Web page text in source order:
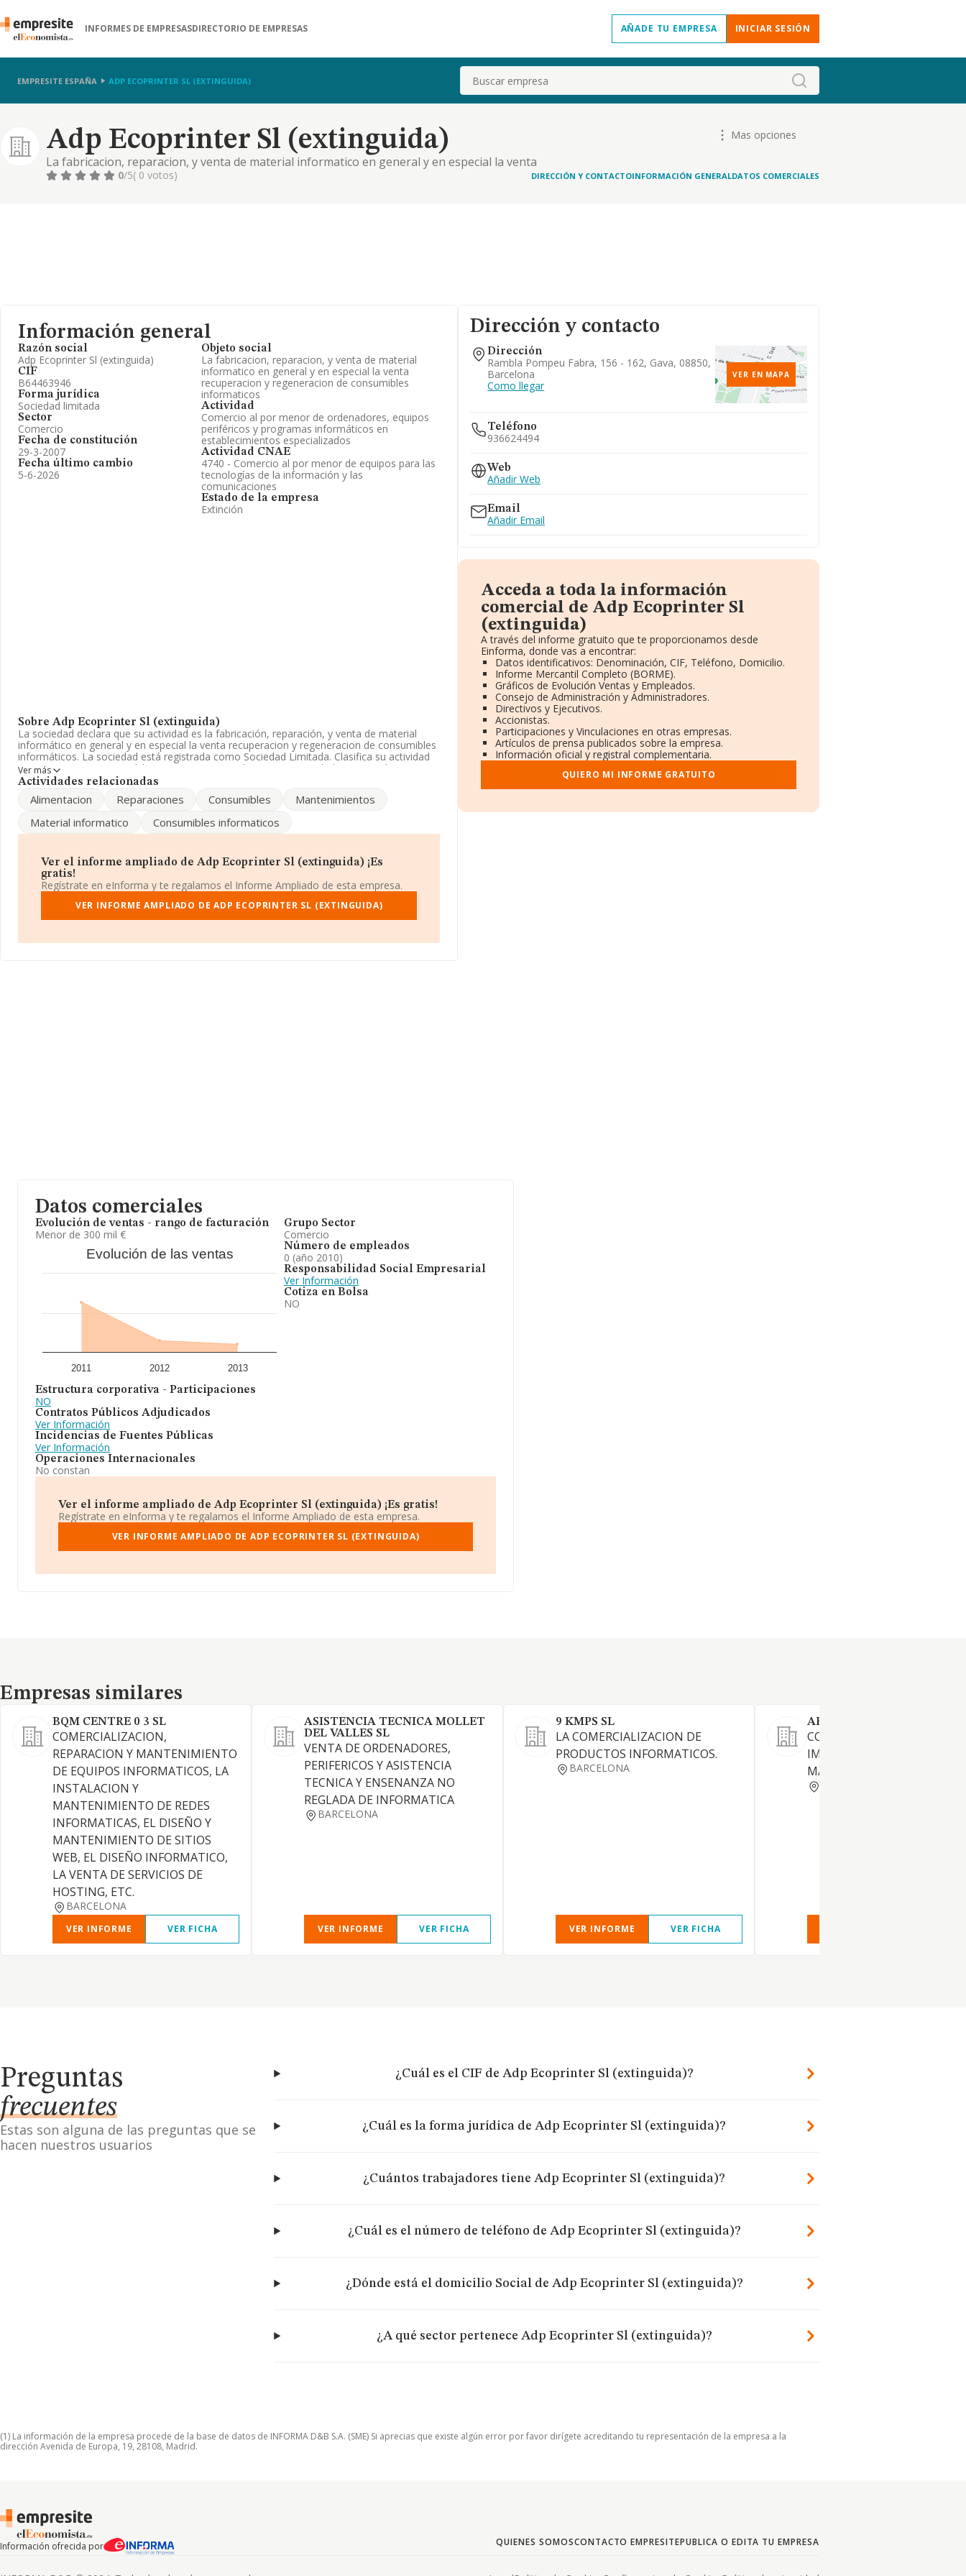
INFORMES DE EMPRESASDIRECTORIO DE EMPRESAS AÑADE TU EMPRESA INICIAR SESIÓN
EMPRESITE ESPAÑA ADP ECOPRINTER SL (EXTINGUIDA) Buscar
Adp Ecoprinter Sl (extinguida)
La fabricacion, reparacion, y venta de material informatico en general y en especial la venta
recuperacion y regeneracion de consumibles informaticos
Mas opciones
0/5( 0 votos) DIRECCIÓN Y CONTACTOINFORMACIÓN GENERALDATOS COMERCIALES
Información general
Razón social
Adp Ecoprinter Sl (extinguida)
CIF
B64463946
Forma jurídica
Sociedad limitada
Sector
Comercio
Fecha de constitución
29-3-2007
Fecha último cambio
5-6-2026
Objeto social
La fabricacion, reparacion, y venta de material
informatico en general y en especial la venta
recuperacion y regeneracion de consumibles
informaticos
Actividad
Comercio al por menor de ordenadores, equipos
periféricos y programas informáticos en
establecimientos especializados
Actividad CNAE
4740 - Comercio al por menor de equipos para las
tecnologías de la información y las
comunicaciones
Estado de la empresa
Extinción
Sobre Adp Ecoprinter Sl (extinguida)
La sociedad declara que su actividad es la fabricación, reparación, y venta de material
informático en general y en especial la venta recuperacion y regeneracion de consumibles
informáticos. La sociedad está registrada como Sociedad Limitada. Clasifica su actividad
CNAE como '%cnae%', código 4740. La compañía no tiene actividad en mercados
exteriores.
Para ponerse en contacto con sus oficinas, la empresa facilita el número de teléfono
La sociedad españolaAdp Ecoprinter S.L (extinguida), CIF B64463946, se encuentra
Cataluña.
En relación con el sector y disponiendo de los datos de hasta 10.565 empresas, en el
ámbito nacional la facturación alcanza la cifra de 5.853 millones de euros y se calcula un
promedio de facturación de 554 mil euros entre todas las compañías. Finalmente, para
completar los datos de sector, en 2013, los empleados de media son 3; la antigüedad
Ver más
Actividades relacionadas
Alimentacion Reparaciones Consumibles
Mantenimientos
Material informatico
Consumibles informaticos
Ver el informe ampliado de Adp Ecoprinter Sl (extinguida) ¡Es
gratis!
Regístrate en eInforma y te regalamos el Informe Ampliado de esta empresa.
VER INFORME AMPLIADO DE ADP ECOPRINTER SL (EXTINGUIDA)
Dirección y contacto
Dirección
Rambla Pompeu Fabra, 156 - 162, Gava, 08850,
Barcelona
Como llegar
VER EN MAPA
Teléfono
936624494
Web
Añadir Web
Email
Añadir Email
Acceda a toda la información
comercial de Adp Ecoprinter Sl
(extinguida)
A través del informe gratuito que te proporcionamos desde
Einforma, donde vas a encontrar:
Datos identificativos: Denominación, CIF, Teléfono, Domicilio.
Informe Mercantil Completo (BORME).
Gráficos de Evolución Ventas y Empleados.
Consejo de Administración y Administradores.
Directivos y Ejecutivos.
Accionistas.
Participaciones y Vinculaciones en otras empresas.
Artículos de prensa publicados sobre la empresa.
Información oficial y registral complementaria.
QUIERO MI INFORME GRATUITO
Datos comerciales
Evolución de ventas - rango de facturación
Menor de 300 mil €
Evolución de las ventas
2011 2012 2013
Estructura corporativa - Participaciones
NO
Contratos Públicos Adjudicados
Ver Información
Incidencias de Fuentes Públicas
Ver Información
Operaciones Internacionales
No constan
Grupo Sector
Comercio
Número de empleados
0 (año 2010)
Responsabilidad Social Empresarial
Ver Información
Cotiza en Bolsa
NO
Ver el informe ampliado de Adp Ecoprinter Sl (extinguida) ¡Es gratis!
Regístrate en eInforma y te regalamos el Informe Ampliado de esta empresa.
VER INFORME AMPLIADO DE ADP ECOPRINTER SL (EXTINGUIDA)
Empresas similares
Empresas similares
BQM CENTRE 0 3 SL
COMERCIALIZACION,
REPARACION Y MANTENIMIENTO
DE EQUIPOS INFORMATICOS, LA
INSTALACION Y
MANTENIMIENTO DE REDES
INFORMATICAS, EL DISEÑO Y
MANTENIMIENTO DE SITIOS
WEB, EL DISEÑO INFORMATICO,
LA VENTA DE SERVICIOS DE
HOSTING, ETC.
BARCELONA
VER INFORME VER FICHA
ASISTENCIA TECNICA MOLLET
DEL VALLES SL
VENTA DE ORDENADORES,
PERIFERICOS Y ASISTENCIA
TECNICA Y ENSENANZA NO
REGLADA DE INFORMATICA
BARCELONA
VER INFORME VER FICHA
9 KMPS SL
LA COMERCIALIZACION DE
PRODUCTOS INFORMATICOS.
BARCELONA
VER INFORME VER FICHA
ARISTA SISTEMAS
COMERCIO DE EQUIPOS DE
IMPRESION GRAN FORMATO
MATRIALES.
Preguntas
frecuentes
Estas son alguna de las preguntas que se
hacen nuestros usuarios
¿Cuál es el CIF de Adp Ecoprinter Sl (extinguida)?
¿Cuál es la forma jurídica de Adp Ecoprinter Sl (extinguida)?
¿Cuántos trabajadores tiene Adp Ecoprinter Sl (extinguida)?
¿Cuál es el número de teléfono de Adp Ecoprinter Sl (extinguida)?
¿Dónde está el domicilio Social de Adp Ecoprinter Sl (extinguida)?
¿A qué sector pertenece Adp Ecoprinter Sl (extinguida)?
(1) La información de la empresa procede de la base de datos de INFORMA D&B S.A. (SME) Si aprecias que existe algún error por favor dirígete acreditando tu representación de la empresa a la
dirección Avenida de Europa, 19, 28108, Madrid.
Información ofrecida por QUIENES SOMOSCONTACTO EMPRESITEPUBLICA O EDITA TU EMPRESA